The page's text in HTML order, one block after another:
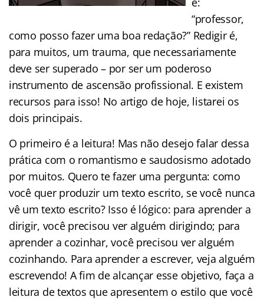
“professor,
como posso fazer uma boa redação?” Redigir é,
para muitos, um trauma, que necessariamente
deve ser superado – por ser um poderoso
instrumento de ascensão profissional. E existem
recursos para isso! No artigo de hoje, listarei os
dois principais.
O primeiro é a leitura! Mas não desejo falar dessa
prática com o romantismo e saudosismo adotado
por muitos. Quero te fazer uma pergunta: como
você quer produzir um texto escrito, se você nunca
vê um texto escrito? Isso é lógico: para aprender a
dirigir, você precisou ver alguém dirigindo; para
aprender a cozinhar, você precisou ver alguém
cozinhando. Para aprender a escrever, veja alguém
escrevendo! A fim de alcançar esse objetivo, faça a
leitura de textos que apresentem o estilo que você